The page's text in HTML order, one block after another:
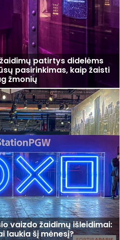
patirtys didelėms
pasirinkimas, kaip žaisti
žmonių
vaizdo žaidimų išleidimai:
laukia šį mėnesį?